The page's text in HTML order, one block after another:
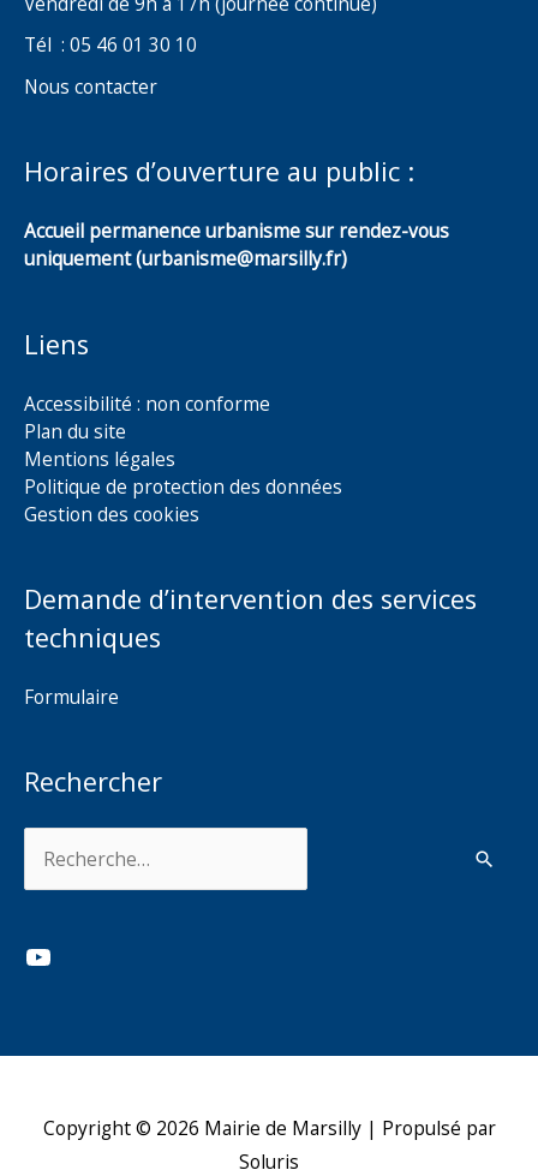
Tél : 05 46 01 30 10
Nous contacter
Horaires d’ouverture au public :
Accueil permanence urbanisme sur rendez-vous
uniquement (urbanisme@marsilly.fr)
Liens
Accessibilité : non conforme
Plan du site
Mentions légales
Politique de protection des données
Gestion des cookies
Demande d’intervention des services
techniques
Formulaire
Rechercher
YouTube
Copyright © 2026 Mairie de Marsilly| Propulsé par
Soluris